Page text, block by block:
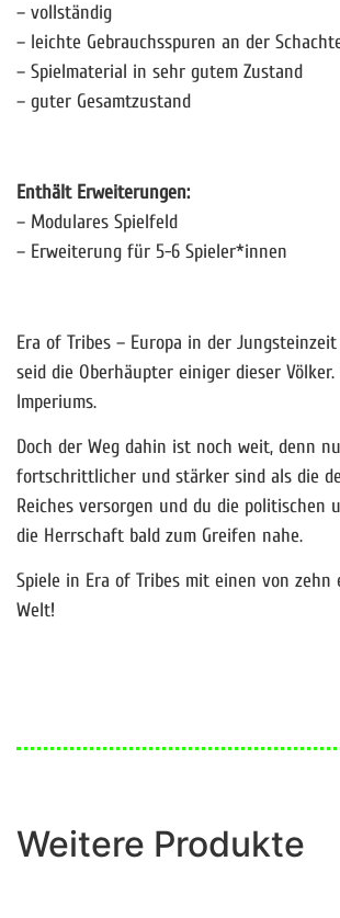
– vollständig
– leichte Gebrauchsspuren an der
– Spielmaterial in sehr gutem Zustand
– guter Gesamtzustand
Enthält Erweiterungen:
– Modulares Spielfeld
– Erweiterung für 5-6 Spieler*innen
Era of Tribes – Europa in der
seid die Oberhäupter einiger dieser
Imperiums.
Doch der Weg dahin ist noch weit, denn
fortschrittlicher und stärker sind als die
Reiches versorgen und du die
die Herrschaft bald zum Greifen nahe.
Spiele in Era of Tribes mit einen von
Welt!
Weitere Produkte